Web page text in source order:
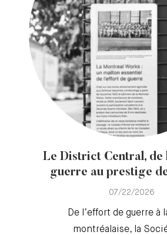
Le District Central, de
guerre au prestige
07/22/2026
De l’effort de guerre à
montréalaise, la